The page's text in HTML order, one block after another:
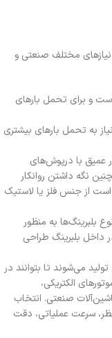
نیازهای مختلف صنعتی و
و برای تحمل بارهای
به تحمل بارهای بیشتری
عمیق با درپوش‌های
نگه داشتن روانکار
از جنس فلز یا لاستیک
بلبرینگ‌ها به منظور
داخل بلبرینگ طراحی
می‌شوند تا بتوانند در
الکتریکی،
صنعتی. انتخاب
سرعت عملیاتی، دقت